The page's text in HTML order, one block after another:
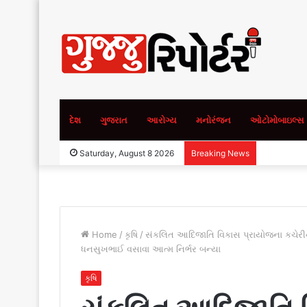
દેશ ગુજરાત આરોગ્ય મનોરંજન ઓટોમોબાઇલ્સ
Saturday, August 8 2026 Breaking News
Home / કૃષિ / સંકલિત આદિજાતિ વિકાસ પ્રાયોજના
ધનસુખભાઈ વસાવા આત્મ નિર્ભર બન્યા
કૃષિ